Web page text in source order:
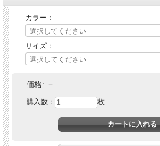
確かな防水性と透湿性を併せ持つレインパンツ。
側にこもった熱や汗は外へ逃がすＴＳ ＴＥＸを使
カラー：
サイズ：
価格: －
購入数： 枚